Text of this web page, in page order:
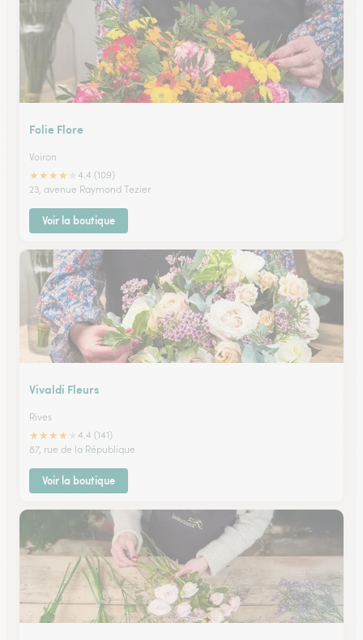
Folie Flore
Voiron
★★★★
4.4 (109)
23, avenue Raymond Tezier
Voir la boutique
Vivaldi Fleurs
Rives
★★★★
4.4 (141)
87, rue de la République
Voir la boutique